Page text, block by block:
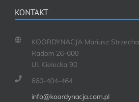
KONTAKT
KOORDYNACJA Mariusz Strzecha
Radom 26-600
Ul. Kielecka 90
660-404-464
info@koordynacja.com.pl